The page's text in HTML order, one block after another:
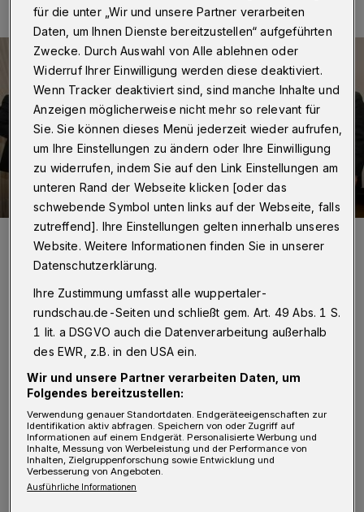
Optimistisch (v.li.): Beigeordneter Frank Meyer, Oberbürgermeister
Andreas Mucke und rechts vom Rollup aus dem ISG VorstandVolker
Postler, Oliver Alberts, Petra Brune-Ressel, Mathias Wewer, Gerd
von der Heyde und Thomas Helbig-
Foto: Tom V Kortmann
A uch der Werth, 1963 als erste größere
Fußgängerzone in Deutschland gebaut,
wird aufwändig saniert.
Mucke lobte die Arbeit vor Ort: "Ohne die ISG
für die unter „Wir und unsere Partner verarbeiten
Daten, um Ihnen Dienste bereitzustellen“ aufgeführten
Zwecke. Durch Auswahl von Alle ablehnen oder
Widerruf Ihrer Einwilligung werden diese deaktiviert.
Wenn Tracker deaktiviert sind, sind manche Inhalte und
Anzeigen möglicherweise nicht mehr so relevant für
Sie. Sie können dieses Menü jederzeit wieder aufrufen,
um Ihre Einstellungen zu ändern oder Ihre Einwilligung
zu widerrufen, indem Sie auf den Link Einstellungen am
unteren Rand der Webseite klicken [oder das
schwebende Symbol unten links auf der Webseite, falls
zutreffend]. Ihre Einstellungen gelten innerhalb unseres
Website. Weitere Informationen finden Sie in unserer
Datenschutzerklärung.
Ihre Zustimmung umfasst alle wuppertaler-
rundschau.de-Seiten und schließt gem. Art. 49 Abs. 1 S.
1 lit. a DSGVO auch die Datenverarbeitung außerhalb
des EWR, z.B. in den USA ein.
Wir und unsere Partner verarbeiten Daten, um
Folgendes bereitzustellen:
Verwendung genauer Standortdaten. Endgeräteeigenschaften zur
Identifikation aktiv abfragen. Speichern von oder Zugriff auf
Informationen auf einem Endgerät. Personalisierte Werbung und
Inhalte, Messung von Werbeleistung und der Performance von
Inhalten, Zielgruppenforschung sowie Entwicklung und
Verbesserung von Angeboten.
Ausführliche Informationen